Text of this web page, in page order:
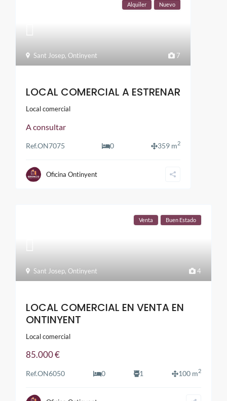
7
Sant Josep,Ontinyent
Alquiler Nuevo
LOCAL COMERCIAL A ESTRENAR
Local comercial
A consultar
Ref.ON7075 0 359 m2
Oficina Ontinyent
4
Sant Josep,Ontinyent
Venta Buen Estado
LOCAL COMERCIAL EN VENTA EN
ONTINYENT
Local comercial
85.000 €
Ref.ON6050 0 1 100 m2